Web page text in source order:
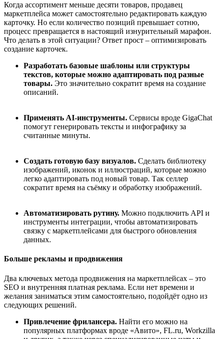
Когда ассортимент меньше десяти товаров, продавец
маркетплейса может самостоятельно редактировать каждую
карточку. Но если количество позиций превышает сотню,
процесс превращается в настоящий изнурительный марафон.
Что делать в этой ситуации? Ответ прост – оптимизировать
создание карточек.
Разработать базовые шаблоны или структуры
текстов, которые можно адаптировать под разные
товары. Это значительно сократит время на создание
описаний.
Применять AI-инструменты. Сервисы вроде GigaChat
помогут генерировать тексты и инфографику за
считанные минуты.
Создать готовую базу визуалов. Сделать библиотеку
изображений, иконок и иллюстраций, которые можно
легко адаптировать под новый товар. Так селлер
сократит время на съёмку и обработку изображений.
Автоматизировать рутину. Можно подключить API и
инструменты интеграции, чтобы автоматизировать
связку с маркетплейсами для быстрого обновления
данных.
Больше рекламы и продвижения
Два ключевых метода продвижения на маркетплейсах – это
SEO и внутренняя платная реклама. Если нет времени и
желания заниматься этим самостоятельно, подойдёт одно из
следующих решений.
Привлечение фрилансера. Найти его можно на
популярных платформах вроде «Авито», FL.ru, Workzilla